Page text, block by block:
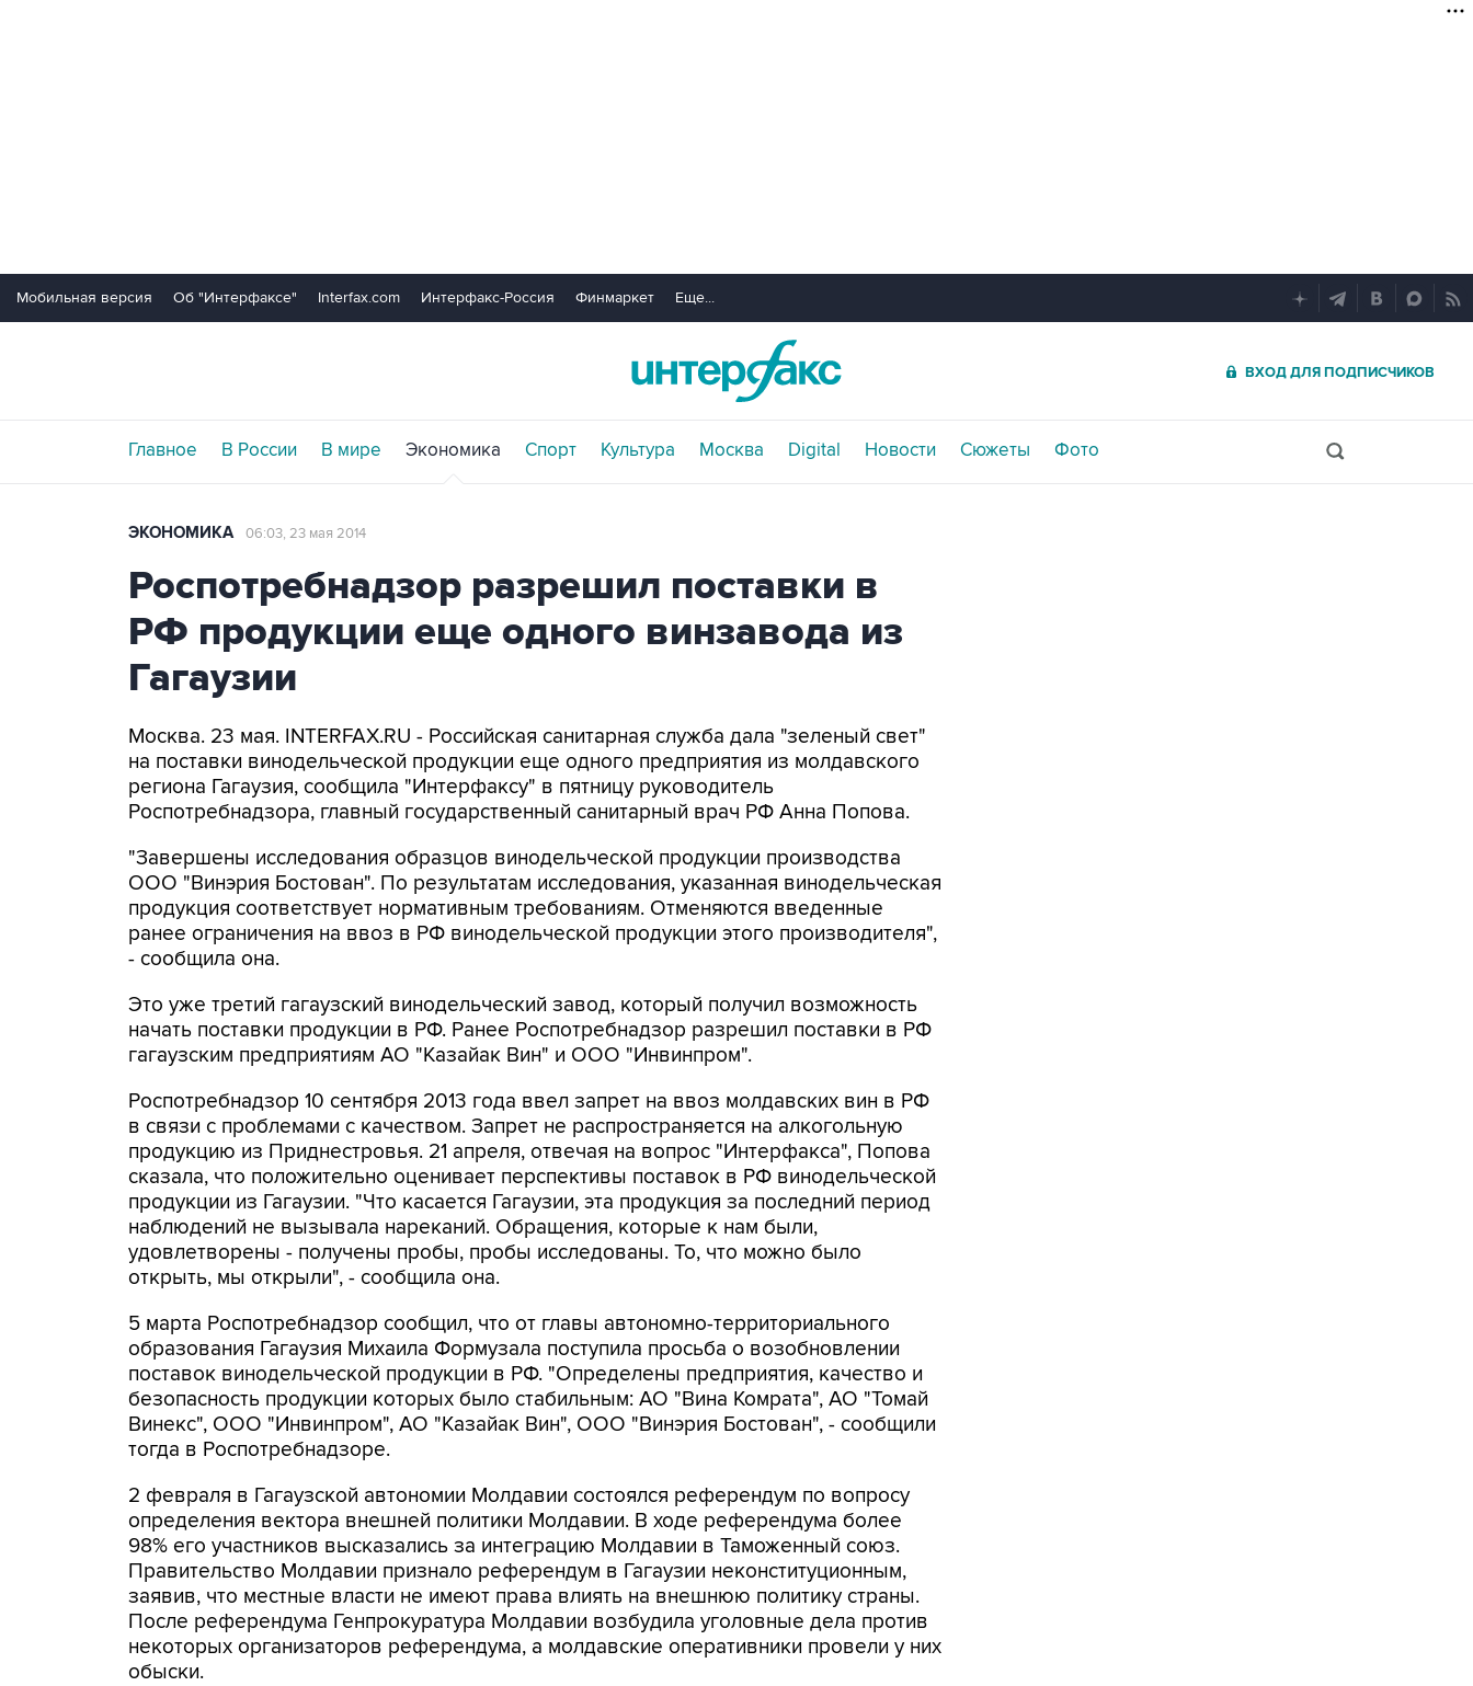
Мобильная версия Об "Интерфаксе" Interfax.com Интерфакс-Россия Финмаркет Еще...
ВХОД ДЛЯ ПОДПИСЧИКОВ
Главное В России В мире Экономика Спорт Культура Москва Digital Новости Сюжеты Фото
ЭКОНОМИКА 06:03, 23 мая 2014
Роспотребнадзор разрешил поставки в
РФ продукции еще одного винзавода из
Гагаузии
Москва. 23 мая. INTERFAX.RU - Российская санитарная служба дала "зеленый свет"
на поставки винодельческой продукции еще одного предприятия из молдавского
региона Гагаузия, сообщила "Интерфаксу" в пятницу руководитель
Роспотребнадзора, главный государственный санитарный врач РФ Анна Попова.
"Завершены исследования образцов винодельческой продукции производства
ООО "Винэрия Бостован". По результатам исследования, указанная винодельческая
продукция соответствует нормативным требованиям. Отменяются введенные
ранее ограничения на ввоз в РФ винодельческой продукции этого производителя",
- сообщила она.
Это уже третий гагаузский винодельческий завод, который получил возможность
начать поставки продукции в РФ. Ранее Роспотребнадзор разрешил поставки в РФ
гагаузским предприятиям АО "Казайак Вин" и ООО "Инвинпром".
Роспотребнадзор 10 сентября 2013 года ввел запрет на ввоз молдавских вин в РФ
в связи с проблемами с качеством. Запрет не распространяется на алкогольную
продукцию из Приднестровья. 21 апреля, отвечая на вопрос "Интерфакса", Попова
сказала, что положительно оценивает перспективы поставок в РФ винодельческой
продукции из Гагаузии. "Что касается Гагаузии, эта продукция за последний период
наблюдений не вызывала нареканий. Обращения, которые к нам были,
удовлетворены - получены пробы, пробы исследованы. То, что можно было
открыть, мы открыли", - сообщила она.
5 марта Роспотребнадзор сообщил, что от главы автономно-территориального
образования Гагаузия Михаила Формузала поступила просьба о возобновлении
поставок винодельческой продукции в РФ. "Определены предприятия, качество и
безопасность продукции которых было стабильным: АО "Вина Комрата", АО "Томай
Винекс", ООО "Инвинпром", АО "Казайак Вин", ООО "Винэрия Бостован", - сообщили
тогда в Роспотребнадзоре.
2 февраля в Гагаузской автономии Молдавии состоялся референдум по вопросу
определения вектора внешней политики Молдавии. В ходе референдума более
98% его участников высказались за интеграцию Молдавии в Таможенный союз.
Правительство Молдавии признало референдум в Гагаузии неконституционным,
заявив, что местные власти не имеют права влиять на внешнюю политику страны.
После референдума Генпрокуратура Молдавии возбудила уголовные дела против
некоторых организаторов референдума, а молдавские оперативники провели у них
обыски.